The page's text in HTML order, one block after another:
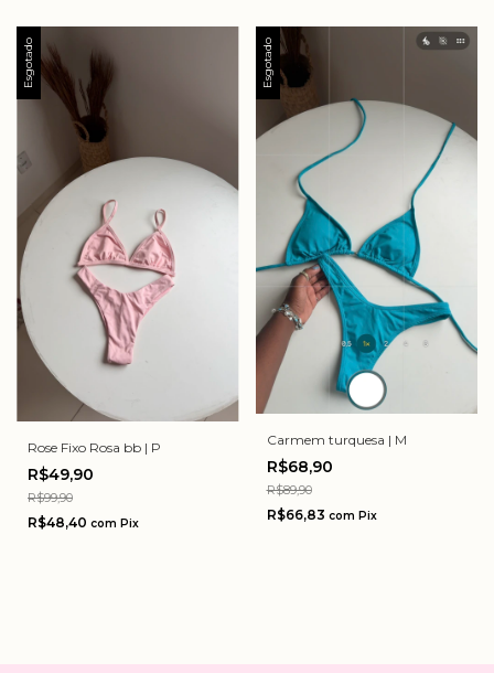
Esgotado
Rose Fixo Rosa bb | P
R$49,90
R$99,90
R$48,40 com Pix
Esgotado
Carmem turquesa | M
R$68,90
R$89,90
R$66,83 com Pix